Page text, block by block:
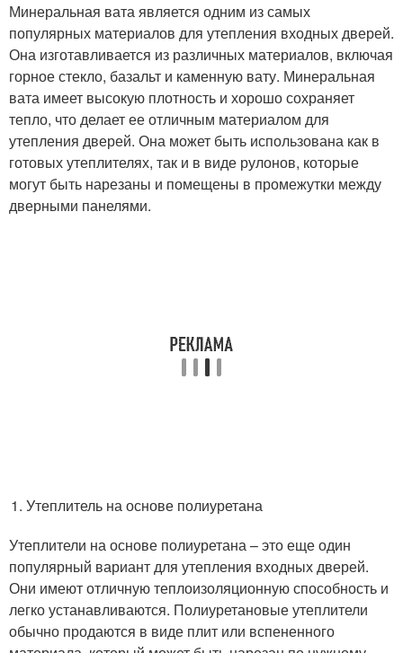
Минеральная вата является одним из самых
популярных материалов для утепления входных дверей.
Она изготавливается из различных материалов, включая
горное стекло, базальт и каменную вату. Минеральная
вата имеет высокую плотность и хорошо сохраняет
тепло, что делает ее отличным материалом для
утепления дверей. Она может быть использована как в
готовых утеплителях, так и в виде рулонов, которые
могут быть нарезаны и помещены в промежутки между
дверными панелями.
Утеплитель на основе полиуретана
Утеплители на основе полиуретана – это еще один
популярный вариант для утепления входных дверей.
Они имеют отличную теплоизоляционную способность и
легко устанавливаются. Полиуретановые утеплители
обычно продаются в виде плит или вспененного